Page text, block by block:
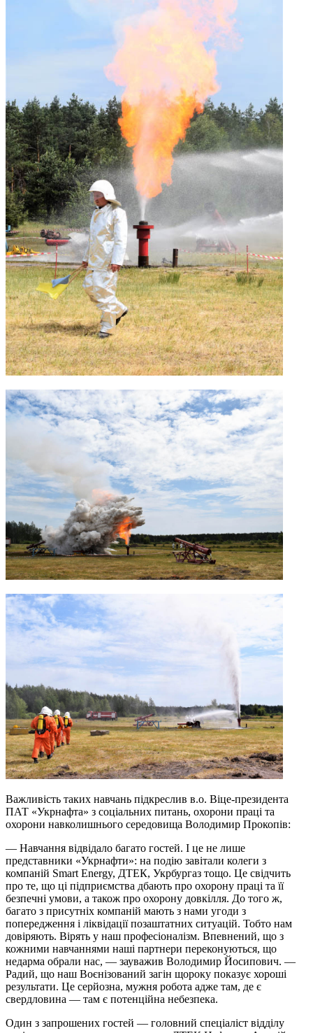
Важливість таких навчань підкреслив в.о. Віце-президента
ПАТ «Укрнафта» з соціальних питань, охорони праці та
охорони навколишнього середовища Володимир Прокопів:
— Навчання відвідало багато гостей. І це не лише
представники «Укрнафти»: на подію завітали колеги з
компаній Smart Energy, ДТЕК, Укрбургаз тощо. Це свідчить
про те, що ці підприємства дбають про охорону праці та її
безпечні умови, а також про охорону довкілля. До того ж,
багато з присутніх компаній мають з нами угоди з
попередження і ліквідації позаштатних ситуацій. Тобто нам
довіряють. Вірять у наш професіоналізм. Впевнений, що з
кожними навчаннями наші партнери переконуються, що
недарма обрали нас, — зауважив Володимир Йосипович. —
Радий, що наш Воєнізований загін щороку показує хороші
результати. Це серйозна, мужня робота адже там, де є
свердловина — там є потенційна небезпека.
Один з запрошених гостей — головний спеціаліст відділу